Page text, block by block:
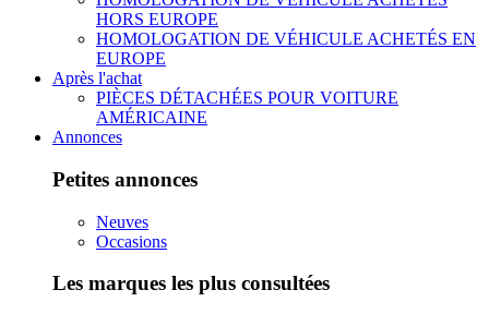
HORS EUROPE
HOMOLOGATION DE VÉHICULE ACHETÉS EN
EUROPE
Après l'achat
PIÈCES DÉTACHÉES POUR VOITURE
AMÉRICAINE
Annonces
Petites annonces
Neuves
Occasions
Les marques les plus consultées